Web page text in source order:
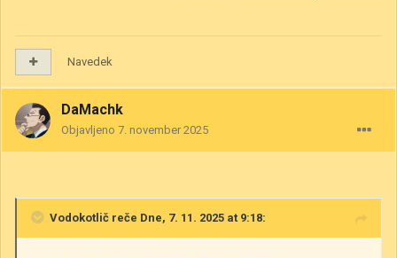
Navedek
DaMachk
Objavljeno 7. november 2025
Vodokotlič reče Dne, 7. 11. 2025 at 9:18: